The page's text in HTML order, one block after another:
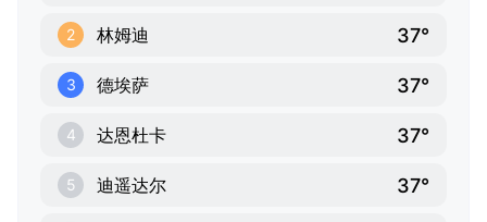
2 林姆迪 37°
3 德埃萨 37°
4 达恩杜卡 37°
5 迪遥达尔 37°